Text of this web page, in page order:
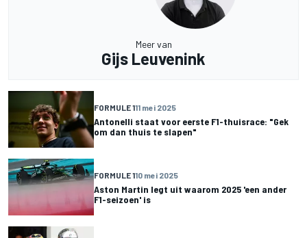
Meer van
Gijs Leuvenink
FORMULE 111 mei 2025
Antonelli staat voor eerste F1-thuisrace: "Gek
om dan thuis te slapen"
FORMULE 110 mei 2025
Aston Martin legt uit waarom 2025 'een ander
F1-seizoen' is